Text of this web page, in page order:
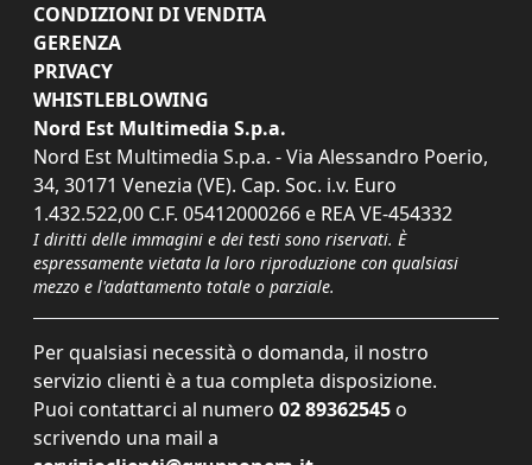
CONDIZIONI DI VENDITA
GERENZA
PRIVACY
WHISTLEBLOWING
Nord Est Multimedia S.p.a.
Nord Est Multimedia S.p.a. - Via Alessandro Poerio,
34, 30171 Venezia (VE). Cap. Soc. i.v. Euro
1.432.522,00 C.F. 05412000266 e REA VE-454332
I diritti delle immagini e dei testi sono riservati. È
espressamente vietata la loro riproduzione con qualsiasi
mezzo e l'adattamento totale o parziale.
Per qualsiasi necessità o domanda, il nostro
servizio clienti è a tua completa disposizione.
Puoi contattarci al numero 02 89362545 o
scrivendo una mail a